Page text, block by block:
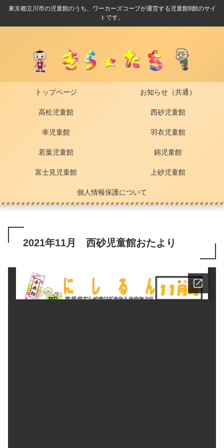
東京都立川市の児童館のうち、ワーカーズコープが運営する児童館8館のサイ
トです。
トップページ お知らせ（共通）
高松児童館 西砂児童館
幸児童館 羽衣児童館
若葉児童館 錦児童館
富士見児童館 上砂児童館
個人情報保護について
2021年11月 西砂児童館おたより